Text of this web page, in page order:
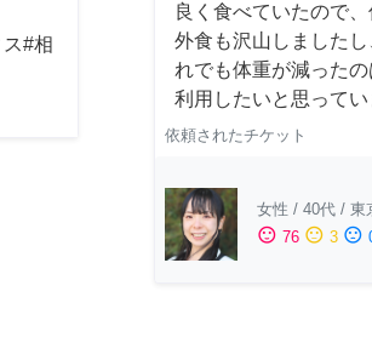
ス#相
良く食べていたので
外食も沢山しました
れでも体重が減った
利用したいと思って
依頼されたチケット
女性 / 40代 / 東
sentiment_satisfied 76 sentiment_neutral 3 sentiment_dissatisfied